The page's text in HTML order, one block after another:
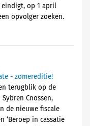
op 1 april
opvolger zoeken.
- zomereditie!
terugblik op de
Cnossen,
de nieuwe fiscale
‘Beroep in cassatie